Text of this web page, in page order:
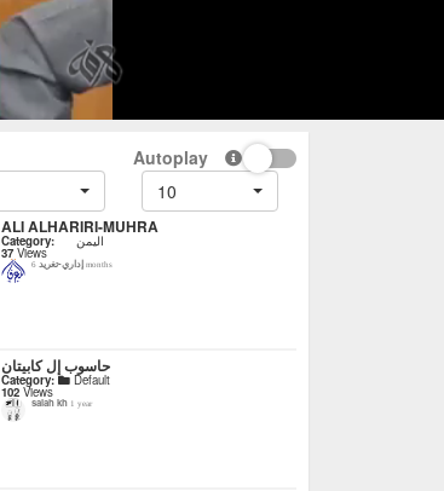
Autoplay
10
ALI ALHARIRI-MUHRA
Category: اليمن
37Views
إداري-تغريد 6 months
حاسوب إل كابيتان
Category: Default
102 Views
salah kh 1 year